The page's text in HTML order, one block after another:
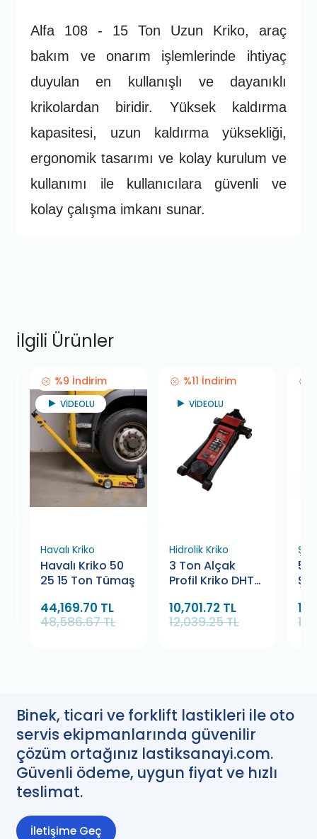
Alfa 108 - 15 Ton Uzun Kriko, araç
bakım ve onarım işlemlerinde ihtiyaç
duyulan en kullanışlı ve dayanıklı
krikolardan biridir. Yüksek kaldırma
kapasitesi, uzun kaldırma yüksekliği,
ergonomik tasarımı ve kolay kurulum ve
kullanımı ile kullanıcılara güvenli ve
kolay çalışma imkanı sunar.
İlgili Ürünler
%9 İndirim
VİDEOLU
Havalı Kriko
Havalı Kriko 50
25 15 Ton Tümaş
44,169.70 TL
48,586.67 TL
%11 İndirim
VİDEOLU
Hidrolik Kriko
3 Ton Alçak
Profil Kriko DHT
10,701.72 TL
12,039.25 TL
Binek, ticari ve forklift lastikleri ile oto
servis ekipmanlarında güvenilir
çözüm ortağınız lastiksanayi.com.
Güvenli ödeme, uygun fiyat ve hızlı
teslimat.
İletişime Geç